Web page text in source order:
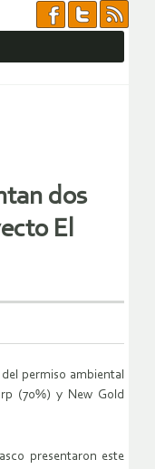
dos
El
permiso ambiental
(70%) y New Gold
presentaron este